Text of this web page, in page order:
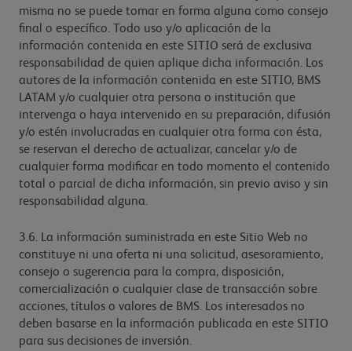
misma no se puede tomar en forma alguna como consejo
final o específico. Todo uso y/o aplicación de la
información contenida en este SITIO será de exclusiva
responsabilidad de quien aplique dicha información. Los
autores de la información contenida en este SITIO, BMS
LATAM y/o cualquier otra persona o institución que
intervenga o haya intervenido en su preparación, difusión
y/o estén involucradas en cualquier otra forma con ésta,
se reservan el derecho de actualizar, cancelar y/o de
cualquier forma modificar en todo momento el contenido
total o parcial de dicha información, sin previo aviso y sin
responsabilidad alguna.
3.6. La información suministrada en este Sitio Web no
constituye ni una oferta ni una solicitud, asesoramiento,
consejo o sugerencia para la compra, disposición,
comercialización o cualquier clase de transacción sobre
acciones, títulos o valores de BMS. Los interesados no
deben basarse en la información publicada en este SITIO
para sus decisiones de inversión.